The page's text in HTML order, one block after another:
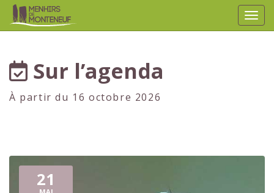
Sur l’agenda
À partir du 16 octobre 2026
21